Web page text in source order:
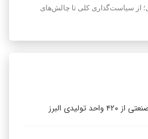
از سیاست‌گذاری کلی تا چالش‌های
تولیدی البرز